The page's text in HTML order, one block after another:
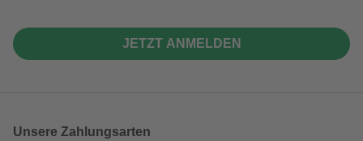
JETZT ANMELDEN
Unsere Zahlungsarten